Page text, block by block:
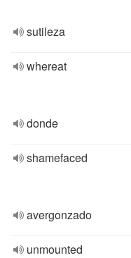
sutileza
whereat
donde
shamefaced
avergonzado
unmounted